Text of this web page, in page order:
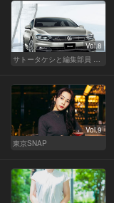
Vol.8
Vol.9
東京SNAP